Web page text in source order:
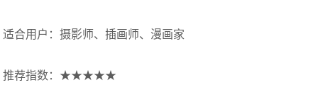
适合用户：摄影师、插画师、漫画家
推荐指数：★★★★★